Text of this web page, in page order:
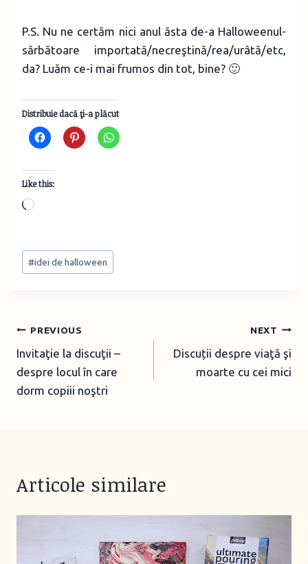
P.S. Nu ne certăm nici anul ăsta de-a Halloweenul-
sărbătoare importată/necreştină/rea/urâtă/etc,
da? Luăm ce-i mai frumos din tot, bine? 🙂
Distribuie dacă ţi-a plăcut
Like this:
L
d
…
Post
Tags:
#idei de halloween
Post
navigation
PREVIOUS
Invitaţie la discuţii –
despre locul în care
dorm copiii noştri
NEXT
Discuții despre viaţă şi
moarte cu cei mici
Articole similare